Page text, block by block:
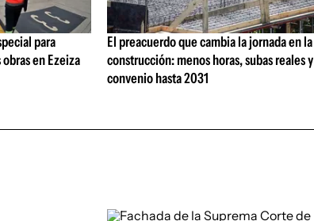
para
en Ezeiza
El preacuerdo que cambia la jornada en la
construcción: menos horas, subas reales y
convenio hasta 2031